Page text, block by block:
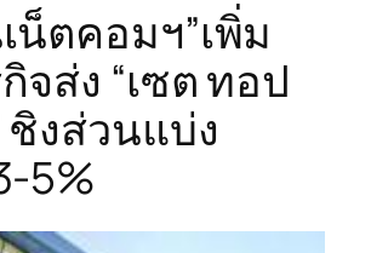
น็ตคอมฯ”เพิ่ม
จส่ง “เซต ทอป
งส่วนแบ่ง
5%